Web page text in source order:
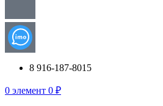
8 916-187-8015
0 элемент 0 ₽